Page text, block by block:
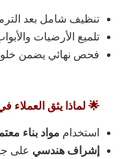
تنظيف شامل بعد
تلميع الأرضيات
فحص نهائي يضمن خلو
🌟 لماذا يثق العملاء
استخدام مواد بناء
إشراف هندسي على